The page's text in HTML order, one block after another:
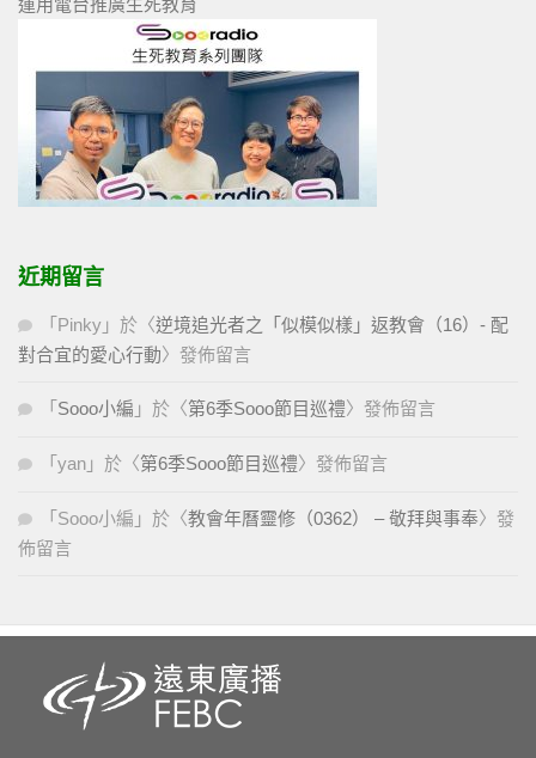
運用電台推廣生死教育
近期留言
「 Pinky 」於〈逆境追光者之「似模似樣」返教會（16）- 配
對合宜的愛心行動〉發佈留言
「 Sooo小編 」於〈第6季Sooo節目巡禮〉發佈留言
「 yan 」於〈第6季Sooo節目巡禮〉發佈留言
「 Sooo小編 」於〈教會年曆靈修（0362） – 敬拜與事奉〉發
佈留言